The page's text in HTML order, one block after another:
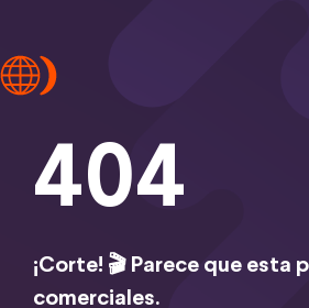
404
¡Corte! 🎬 Parece que esta
comerciales.